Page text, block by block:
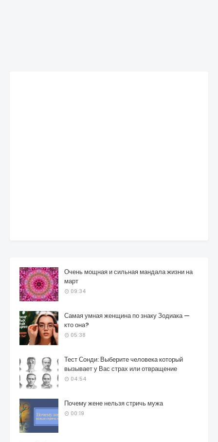
Очень мощная и сильная мандала жизни на
март
09:34
Самая умная женщина по знаку Зодиака —
кто она?
05:38
Тест Сонди: Выберите человека который
вызывает у Вас страх или отвращение
04:54
Почему жене нельзя стричь мужа
00:19